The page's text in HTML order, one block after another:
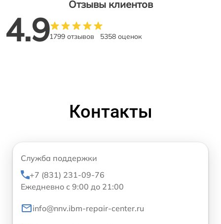
Отзывы клиентов
4.91799 отзывов 5358 оценок
Контакты
Служба поддержки
+7 (831) 231-09-76
Ежедневно с 9:00 до 21:00
info@nnv.ibm-repair-center.ru